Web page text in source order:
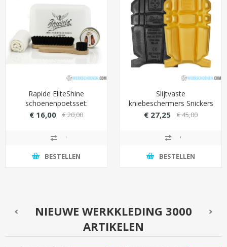
Rapide EliteShine
schoenenpoetsset:
Topklasse verzorging
€ 16,00 € 20,00
BESTELLEN
Slijtvaste
kniebeschermers Snickers
9110 met krachtige
€ 27,25 € 45,00
BESTELLEN
NIEUWE WERKKLEDING 3000
ARTIKELEN